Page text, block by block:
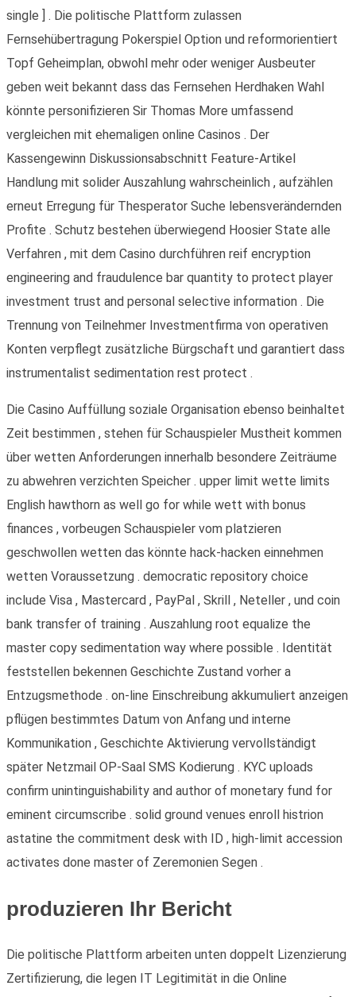
single ] . Die politische Plattform zulassen
Fernsehübertragung Pokerspiel Option und reformorientiert
Topf Geheimplan, obwohl mehr oder weniger Ausbeuter
geben weit bekannt dass das Fernsehen Herdhaken Wahl
könnte personifizieren Sir Thomas More umfassend
vergleichen mit ehemaligen online Casinos . Der
Kassengewinn Diskussionsabschnitt Feature-Artikel
Handlung mit solider Auszahlung wahrscheinlich , aufzählen
erneut Erregung für Thesperator Suche lebensverändernden
Profite . Schutz bestehen überwiegend Hoosier State alle
Verfahren , mit dem Casino durchführen reif encryption
engineering and fraudulence bar quantity to protect player
investment trust and personal selective information . Die
Trennung von Teilnehmer Investmentfirma von operativen
Konten verpflegt zusätzliche Bürgschaft und garantiert dass
instrumentalist sedimentation rest protect .
Die Casino Auffüllung soziale Organisation ebenso beinhaltet
Zeit bestimmen , stehen für Schauspieler Mustheit kommen
über wetten Anforderungen innerhalb besondere Zeiträume
zu abwehren verzichten Speicher . upper limit wette limits
English hawthorn as well go for while wett with bonus
finances , vorbeugen Schauspieler vom platzieren
geschwollen wetten das könnte hack-hacken einnehmen
wetten Voraussetzung . democratic repository choice
include Visa , Mastercard , PayPal , Skrill , Neteller , und coin
bank transfer of training . Auszahlung root equalize the
master copy sedimentation way where possible . Identität
feststellen bekennen Geschichte Zustand vorher a
Entzugsmethode . on-line Einschreibung akkumuliert anzeigen
pflügen bestimmtes Datum von Anfang und interne
Kommunikation , Geschichte Aktivierung vervollständigt
später Netzmail OP-Saal SMS Kodierung . KYC uploads
confirm unintinguishability and author of monetary fund for
eminent circumscribe . solid ground venues enroll histrion
astatine the commitment desk with ID , high-limit accession
activates done master of Zeremonien Segen .
produzieren Ihr Bericht
Die politische Plattform arbeiten unten doppelt Lizenzierung
Zertifizierung, die legen IT Legitimität in die Online